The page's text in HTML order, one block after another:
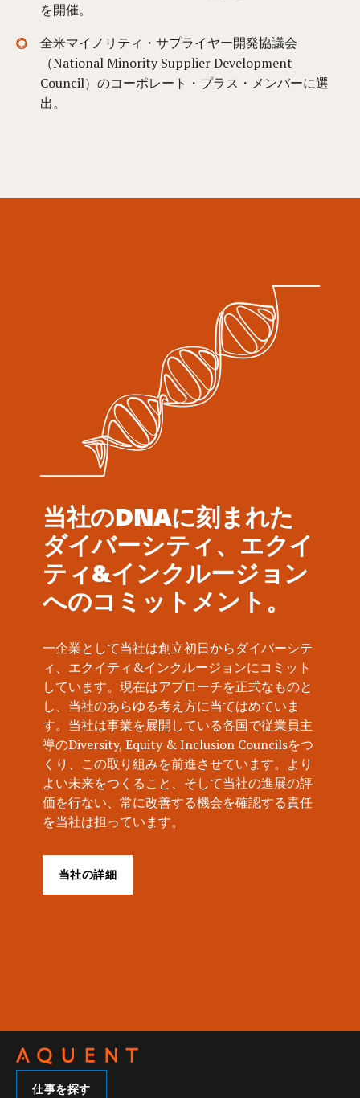
を開催。
全米マイノリティ・サプライヤー開発協議会
（National Minority Supplier Development
Council）のコーポレート・プラス・メンバーに選
出。
当社のDNAに刻まれた
ダイバーシティ、エクイ
ティ&インクルージョン
へのコミットメント。
一企業として当社は創立初日からダイバーシテ
ィ、エクイティ&インクルージョンにコミット
しています。現在はアプローチを正式なものと
し、当社のあらゆる考え方に当てはめていま
す。当社は事業を展開している各国で従業員主
導のDiversity, Equity & Inclusion Councilsをつ
くり、この取り組みを前進させています。より
よい未来をつくること、そして当社の進展の評
価を行ない、常に改善する機会を確認する責任
を当社は担っています。
当社の詳細
仕事を探す